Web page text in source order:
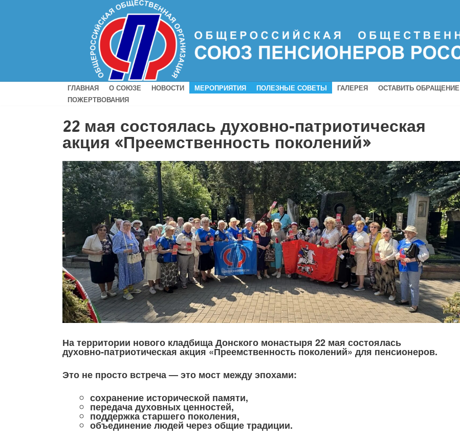
ГЛАВНАЯ О СОЮЗЕ НОВОСТИ МЕРОПРИЯТИЯ ПОЛЕЗНЫЕ СОВЕТЫ ГАЛЕРЕЯ ОСТАВИТЬ ОБРАЩЕНИЕ
ПОЖЕРТВОВАНИЯ
22 мая состоялась духовно‑патриотическая
акция «Преемственность поколений»
На территории нового кладбища Донского монастыря 22 мая состоялась
духовно‑патриотическая акция «Преемственность поколений» для пенсионеров.
Это не просто встреча — это мост между эпохами:
сохранение исторической памяти,
передача духовных ценностей,
поддержка старшего поколения,
объединение людей через общие традиции.